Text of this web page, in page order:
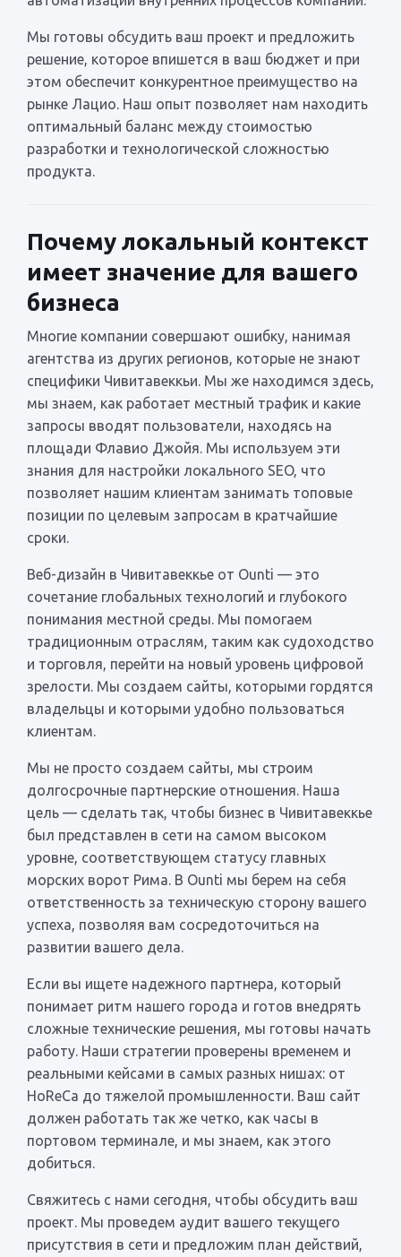
Мы готовы обсудить ваш проект и предложить
решение, которое впишется в ваш бюджет и при
этом обеспечит конкурентное преимущество на
рынке Лацио. Наш опыт позволяет нам находить
оптимальный баланс между стоимостью
разработки и технологической сложностью
продукта.
Почему локальный контекст
имеет значение для вашего
бизнеса
Многие компании совершают ошибку, нанимая
агентства из других регионов, которые не знают
специфики Чивитавеккьи. Мы же находимся здесь,
мы знаем, как работает местный трафик и какие
запросы вводят пользователи, находясь на
площади Флавио Джойя. Мы используем эти
знания для настройки локального SEO, что
позволяет нашим клиентам занимать топовые
позиции по целевым запросам в кратчайшие
сроки.
Веб-дизайн в Чивитавеккье от Ounti — это
сочетание глобальных технологий и глубокого
понимания местной среды. Мы помогаем
традиционным отраслям, таким как судоходство
и торговля, перейти на новый уровень цифровой
зрелости. Мы создаем сайты, которыми гордятся
владельцы и которыми удобно пользоваться
клиентам.
Мы не просто создаем сайты, мы строим
долгосрочные партнерские отношения. Наша
цель — сделать так, чтобы бизнес в Чивитавеккье
был представлен в сети на самом высоком
уровне, соответствующем статусу главных
морских ворот Рима. В Ounti мы берем на себя
ответственность за техническую сторону вашего
успеха, позволяя вам сосредоточиться на
развитии вашего дела.
Если вы ищете надежного партнера, который
понимает ритм нашего города и готов внедрять
сложные технические решения, мы готовы начать
работу. Наши стратегии проверены временем и
реальными кейсами в самых разных нишах: от
HoReCa до тяжелой промышленности. Ваш сайт
должен работать так же четко, как часы в
портовом терминале, и мы знаем, как этого
добиться.
Свяжитесь с нами сегодня, чтобы обсудить ваш
проект. Мы проведем аудит вашего текущего
присутствия в сети и предложим план действий,